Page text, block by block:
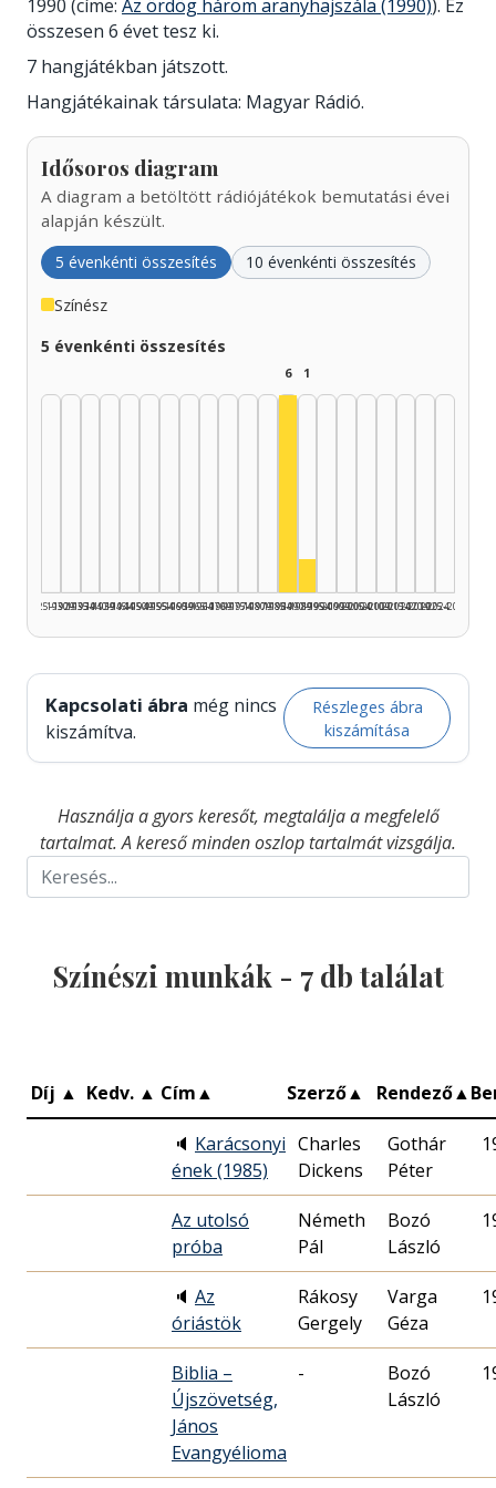
1990 (címe: Az ördög három aranyhajszála (1990)). Ez
összesen 6 évet tesz ki.
7 hangjátékban játszott.
Hangjátékainak társulata: Magyar Rádió.
Idősoros diagram
A diagram a betöltött rádiójátékok bemutatási évei
alapján készült.
5 évenkénti összesítés 10 évenkénti összesítés
Színész
5 évenkénti összesítés
1925–1929
1930–1934
1935–1939
1940–1944
1945–1949
1950–1954
1955–1959
1960–1964
1965–1969
1970–1974
1975–1979
1980–1984
6
1985–1989
1
Színész, 1990–1994: 1
1990–1994
1995–1999
2000–2004
2005–2009
2010–2014
2015–2019
2020–2024
2025–2026
Kapcsolati ábra még nincs
kiszámítva.
Részleges ábra
kiszámítása
Használja a gyors keresőt, megtalálja a megfelelő
tartalmat. A kereső minden oszlop tartalmát vizsgálja.
Színészi munkák - 7db találat
Díj ▲ Kedv. ▲ Cím▲ Szerző▲ Rendező▲
🔈 Karácsonyi
ének (1985)
Charles
Dickens
Gothár
Péter
Az utolsó
próba
Németh
Pál
Bozó
László
🔈 Az
óriástök
Rákosy
Gergely
Varga
Géza
Biblia –
Újszövetség,
János
Evangyélioma
-
Bozó
László